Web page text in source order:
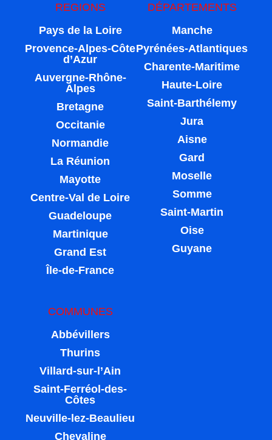
REGIONS
Pays de la Loire
Provence-Alpes-Côte
d’Azur
Auvergne-Rhône-
Alpes
Bretagne
Occitanie
Normandie
La Réunion
Mayotte
Centre-Val de Loire
Guadeloupe
Martinique
Grand Est
Île-de-France
DÉPARTEMENTS
Manche
Pyrénées-Atlantiques
Charente-Maritime
Haute-Loire
Saint-Barthélemy
Jura
Aisne
Gard
Moselle
Somme
Saint-Martin
Oise
Guyane
COMMUNES
Abbévillers
Thurins
Villard-sur-l’Ain
Saint-Ferréol-des-
Côtes
Neuville-lez-Beaulieu
Chevaline